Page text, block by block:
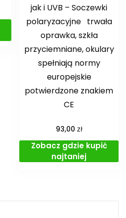
jak i UVB – Soczewki
polaryzacyjne trwała
oprawka, szkła
przyciemniane, okulary
spełniają normy
europejskie
potwierdzone znakiem
CE
93,00 zł
Zobacz gdzie kupić
najtaniej